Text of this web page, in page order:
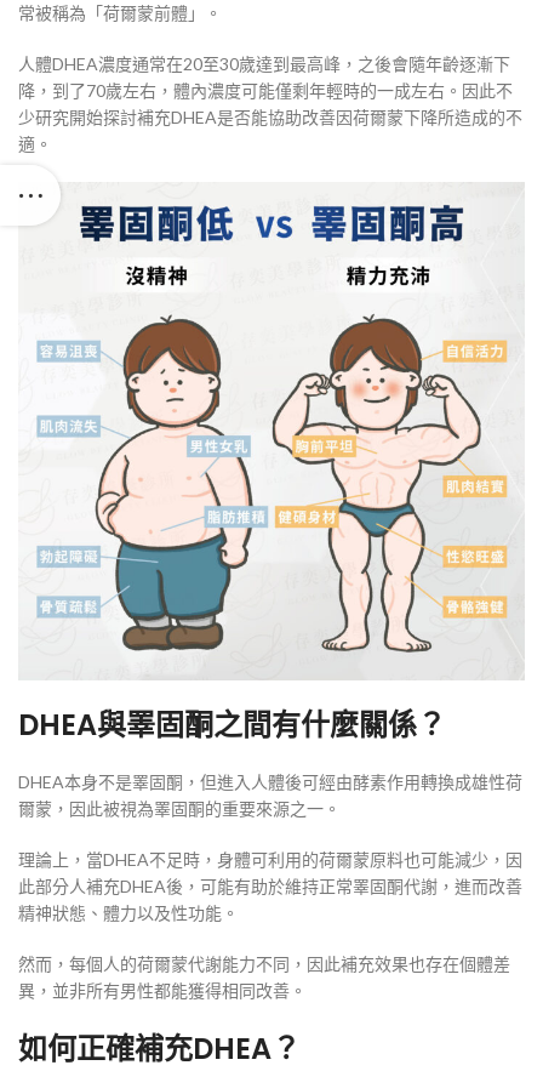
常被稱為「荷爾蒙前體」。
人體DHEA濃度通常在20至30歲達到最高峰，之後會隨年齡逐漸下
降，到了70歲左右，體內濃度可能僅剩年輕時的一成左右。因此不
少研究開始探討補充DHEA是否能協助改善因荷爾蒙下降所造成的不
適。
DHEA與睪固酮之間有什麼關係？
DHEA本身不是睪固酮，但進入人體後可經由酵素作用轉換成雄性荷
爾蒙，因此被視為睪固酮的重要來源之一。
理論上，當DHEA不足時，身體可利用的荷爾蒙原料也可能減少，因
此部分人補充DHEA後，可能有助於維持正常睪固酮代謝，進而改善
精神狀態、體力以及性功能。
然而，每個人的荷爾蒙代謝能力不同，因此補充效果也存在個體差
異，並非所有男性都能獲得相同改善。
如何正確補充DHEA？